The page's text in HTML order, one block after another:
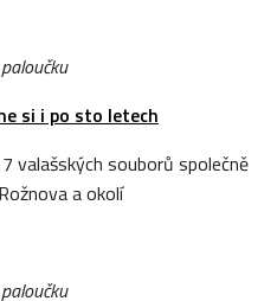
si i po sto letech
valašských souborů společně
a okolí